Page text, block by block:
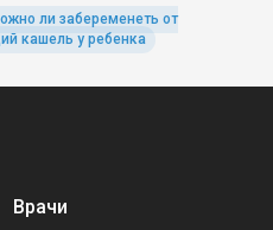
ли забеременеть от
кашель у ребенка
Врачи